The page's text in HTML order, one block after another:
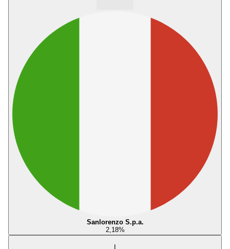
Sanlorenzo S.p.a.
2,18%